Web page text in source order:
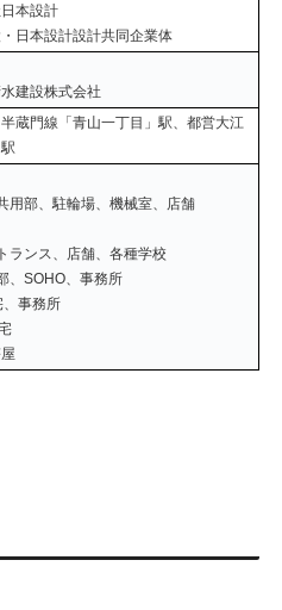
本設計
日本設計設計共同企業体
建設株式会社
蔵門線「青山一丁目」駅、都営大江
用部、駐輪場、機械室、店舗
ランス、店舗、各種学校
、SOHO、事務所
事務所